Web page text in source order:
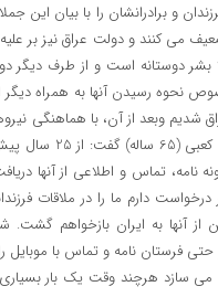
و برادرانشان را با بیان این
می کنند و دولت عراق نیز بر
بشر دوستانه است و از طرف دیگر
نحوه رسیدن آنها به همراه دیگر
شدیم وبعد از آن، با هماهنگی
اشرف شدیم. این
نامه، تماس و اطلاعی از آنها
دارم ما را در ملاقات
آنها به ایران بازخواهم گشت.
فرستان نامه و تماس با موبایل را
سازد هرچند وقت یک بار بسیاری